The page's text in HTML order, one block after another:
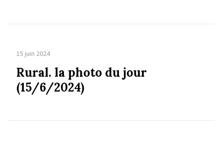
15 juin 2024
Rural. la photo du jour
(15/6/2024)